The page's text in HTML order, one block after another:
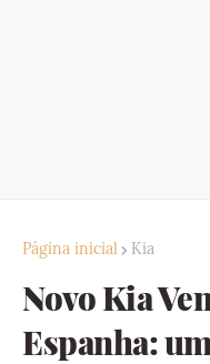
Página inicial Kia
Novo Kia
Espanha: